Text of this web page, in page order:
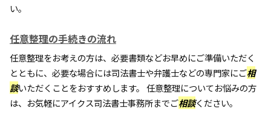
い。
任意整理の手続きの流れ
任意整理をお考えの方は、必要書類などお早めにご準備いただく
とともに、必要な場合には司法書士や弁護士などの専門家にご相
談いただくことをおすすめします。 任意整理についてお悩みの方
は、お気軽にアイクス司法書士事務所までご相談ください。